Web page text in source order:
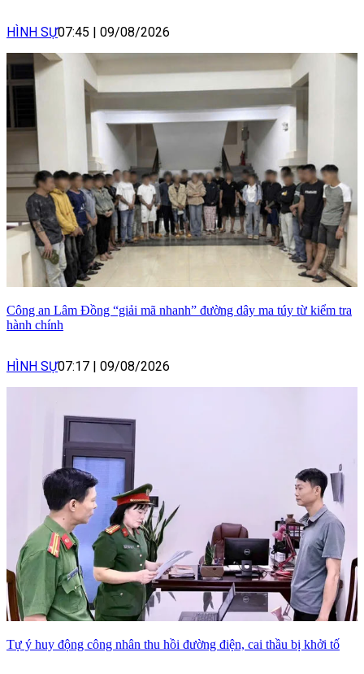
HÌNH SỰ07:45 09/08/2026
Công an Lâm Đồng “giải mã nhanh” đường dây ma túy từ kiểm tra
hành chính
HÌNH SỰ07:17 09/08/2026
Tự ý huy động công nhân thu hồi đường điện, cai thầu bị khởi tố